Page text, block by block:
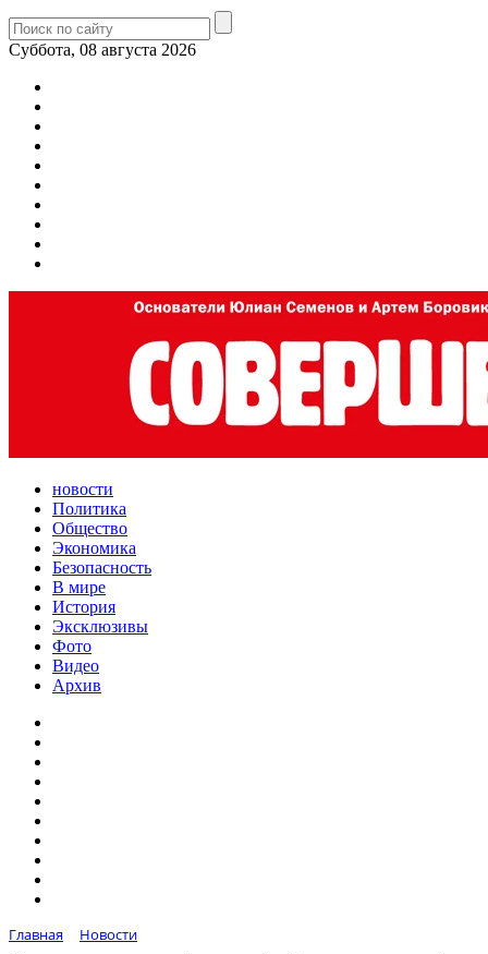
Суббота, 08 августа 2026
новости
Политика
Общество
Экономика
Безопасность
В мире
История
Эксклюзивы
Фото
Видео
Архив
Главная
Новости